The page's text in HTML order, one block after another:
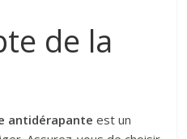
de la
antidérapante est un